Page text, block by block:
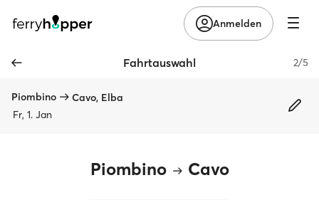
Anmelden
Fahrtauswahl 2/5
Piombino
Cavo, Elba
Fr, 1. Jan
Piombino Cavo